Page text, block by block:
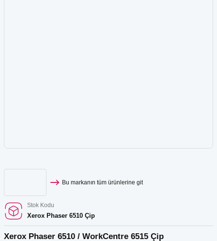
Bu markanın tüm ürünlerine git
Stok Kodu
Xerox Phaser 6510 Çip
Xerox Phaser 6510 / WorkCentre 6515 Çip